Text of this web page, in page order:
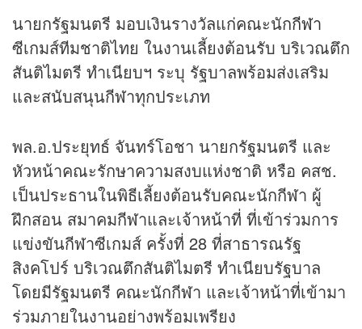
นายกรัฐมนตรี มอบเงินรางวัลแก่คณะนักกีฬา
ซีเกมส์ทีมชาติไทย ในงานเลี้ยงต้อนรับ บริเวณตึก
สันติไมตรี ทำเนียบฯ ระบุ รัฐบาลพร้อมส่งเสริม
และสนับสนุนกีฬาทุกประเภท
พล.อ.ประยุทธ์ จันทร์โอชา นายกรัฐมนตรี และ
หัวหน้าคณะรักษาความสงบแห่งชาติ หรือ คสช.
เป็นประธานในพิธีเลี้ยงต้อนรับคณะนักกีฬา ผู้
ฝึกสอน สมาคมกีฬาและเจ้าหน้าที่ ที่เข้าร่วมการ
แข่งขันกีฬาซีเกมส์ ครั้งที่ 28 ที่สาธารณรัฐ
สิงคโปร์ บริเวณตึกสันติไมตรี ทำเนียบรัฐบาล
โดยมีรัฐมนตรี คณะนักกีฬา และเจ้าหน้าที่เข้ามา
ร่วมภายในงานอย่างพร้อมเพรียง